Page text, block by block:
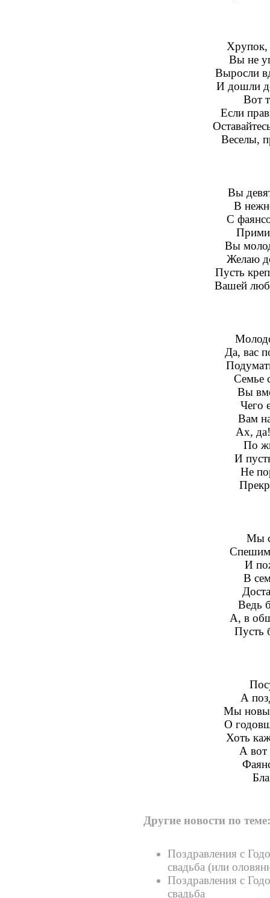
Хрупок,
Вы не
Выросли
И дошли
Вот
Если
Веселы,
Вы
В
С
Вы
Желаю
Пусть
Вашей
Да, вас
Семье
Вы
Чего
Вам
Ах,
По
И
Не
Мы
Спешим
И
В
Ведь
А, в
Пусть
А
Мы
О
Хоть
А вот
Другие новости по теме:
Поздравления с
свадьба (или
Поздравления с
свадьба